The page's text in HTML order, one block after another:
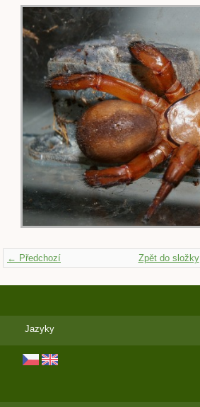
← Předchozí Zpět do složky
Jazyky